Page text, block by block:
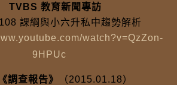
TVBS 教育新聞專訪
課綱與小六升私中趨勢解析
watch?v=QzZon-
9HPUc
調查報告》
（2015.01.18）